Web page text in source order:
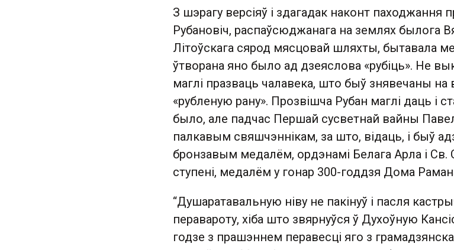
З шэрагу версіяў і здагадак наконт паходжання
Рубановіч, распаўсюджанага на землях былога
Літоўскага сярод мясцовай шляхты, бытавала
ўтворана яно было ад дзеяслова «рубіць». Не
маглі празваць чалавека, што быў знявечаны на
«рубленую рану». Прозвішча Рубан маглі даць і
было, але падчас Першай сусветнай вайны
палкавым свяшчэннікам, за што, відаць, і быў
бронзавым медалём, ордэнамі Белага Арла і Св.
ступені, медалём у гонар 300-годдзя Дома
“Душаратавальную ніву не пакінуў і пасля
перавароту, хіба што звярнуўся ў Духоўную
годзе з прашэннем перавесці яго з